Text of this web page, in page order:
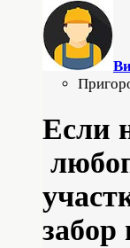
Если
забор